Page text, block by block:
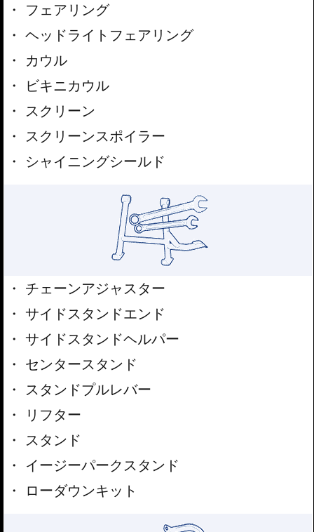
フェアリング
ヘッドライトフェアリング
カウル
ビキニカウル
スクリーン
スクリーンスポイラー
シャイニングシールド
チェーンアジャスター
サイドスタンドエンド
サイドスタンドヘルパー
センタースタンド
スタンドプルレバー
リフター
スタンド
イージーパークスタンド
ローダウンキット